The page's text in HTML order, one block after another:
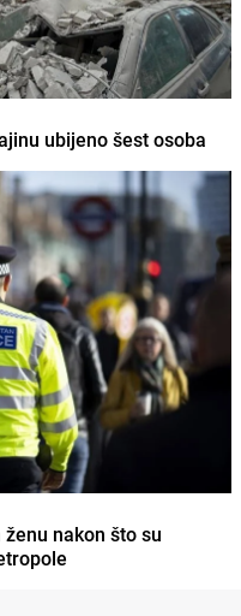
ubijeno šest osoba
nakon što su